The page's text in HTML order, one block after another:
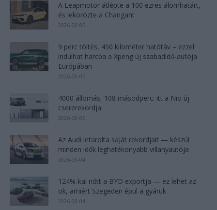
A Leapmotor átlépte a 100 ezres álomhatárt,
és lekörözte a Changant
2026-08-05
9 perc töltés, 450 kilométer hatótáv – ezzel
indulhat harcba a Xpeng új szabadidő-autója
Európában
2026-08-05
4000 állomás, 108 másodperc: itt a Nio új
csererekordja
2026-08-05
Az Audi letarolta saját rekordjait — készül
minden idők leghatékonyabb villanyautója
2026-08-04
124%-kal nőtt a BYD exportja — ez lehet az
ok, amiért Szegeden épül a gyáruk
2026-08-04